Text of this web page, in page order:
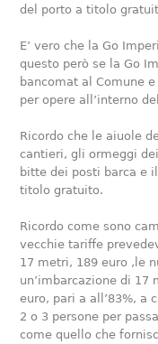
del porto a titolo
E’ vero che la Go
questo però se la Go
bancomat al Comune
per opere all’interno
Ricordo che le aiuole
cantieri, gli ormeggi
bitte dei posti barca e
titolo gratuito.
Ricordo come sono
vecchie tariffe
17 metri, 189 euro ,le
un’imbarcazione di 17
euro, pari a all’83%, a
2 o 3 persone per
come quello che